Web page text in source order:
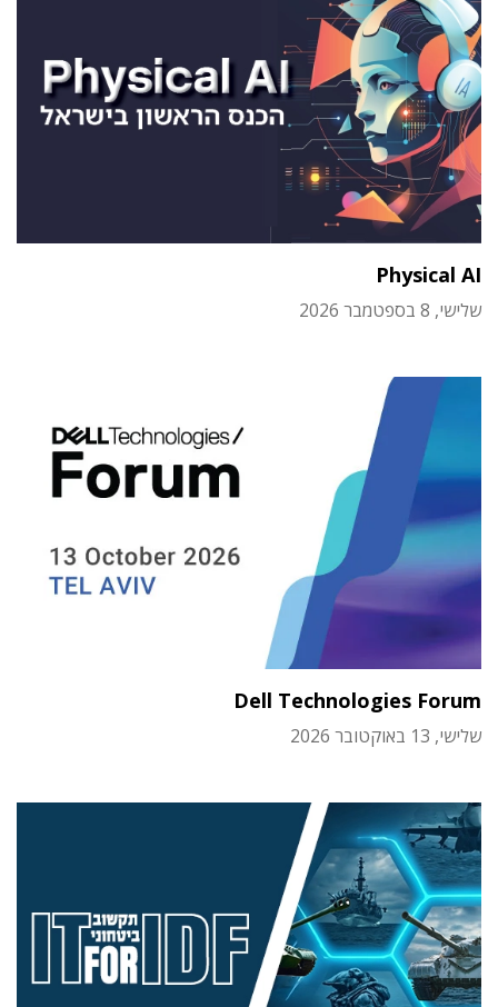
Physical AI
שלישי, 8 בספטמבר 2026
Dell Technologies Forum
שלישי, 13 באוקטובר 2026